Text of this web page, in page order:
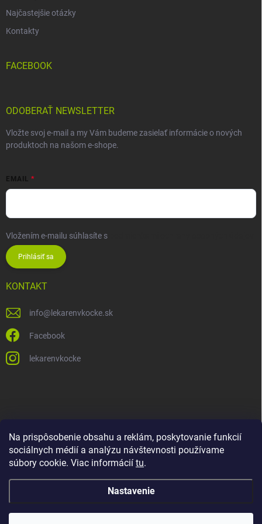
Na prispôsobenie obsahu a reklám, poskytovanie funkcií
sociálnych médií a analýzu návštevnosti používame
súbory cookie. Viac informácií tu.
Nastavenie
Najčastejšie otázky
Kontakty
FACEBOOK
ODOBERAŤ NEWSLETTER
Vložte svoj e-mail a my Vám budeme zasielať informácie o nových
produktoch na našom e-shope.
EMAIL
Vložením e-mailu súhlasíte s
Prihlásiť sa
KONTAKT
info@lekarenvkocke.sk
Facebook
lekarenvkocke